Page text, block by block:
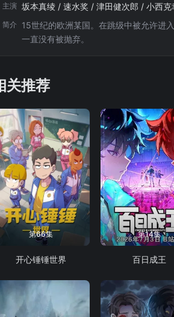
主演 坂本真绫 / 速水奖 / 津田健次郎 / 小西
简介
15世纪的欧洲某国。在跳级中被允许进
一直没有被抛弃。
关推荐
第66集
开心锤锤世界
第14集
百日成王